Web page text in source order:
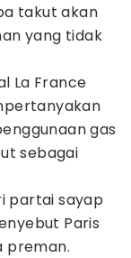
takut akan
yang tidak
La France
gas
sebagai
partai sayap
Paris
preman.